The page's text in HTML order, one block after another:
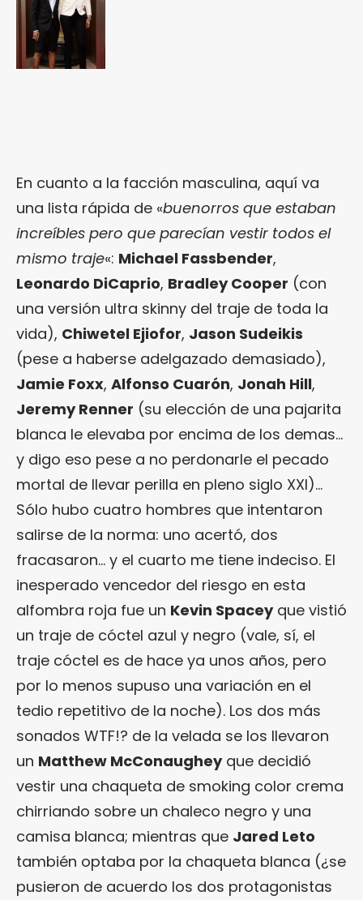
En cuanto a la facción masculina, aquí va
una lista rápida de «buenorros que estaban
increíbles pero que parecían vestir todos el
mismo traje«: Michael Fassbender,
Leonardo DiCaprio, Bradley Cooper (con
una versión ultra skinny del traje de toda la
vida), Chiwetel Ejiofor, Jason Sudeikis
(pese a haberse adelgazado demasiado),
Jamie Foxx, Alfonso Cuarón, Jonah Hill,
Jeremy Renner (su elección de una pajarita
blanca le elevaba por encima de los demas…
y digo eso pese a no perdonarle el pecado
mortal de llevar perilla en pleno siglo XXI)…
Sólo hubo cuatro hombres que intentaron
salirse de la norma: uno acertó, dos
fracasaron… y el cuarto me tiene indeciso. El
inesperado vencedor del riesgo en esta
alfombra roja fue un Kevin Spaceyque vistió
un traje de cóctel azul y negro (vale, sí, el
traje cóctel es de hace ya unos años, pero
por lo menos supuso una variación en el
tedio repetitivo de la noche). Los dos más
sonados WTF!? de la velada se los llevaron
un Matthew McConaugheyque decidió
vestir una chaqueta de smoking color crema
chirriando sobre un chaleco negro y una
camisa blanca; mientras que Jared Leto
también optaba por la chaqueta blanca (¿se
pusieron de acuerdo los dos protagonistas